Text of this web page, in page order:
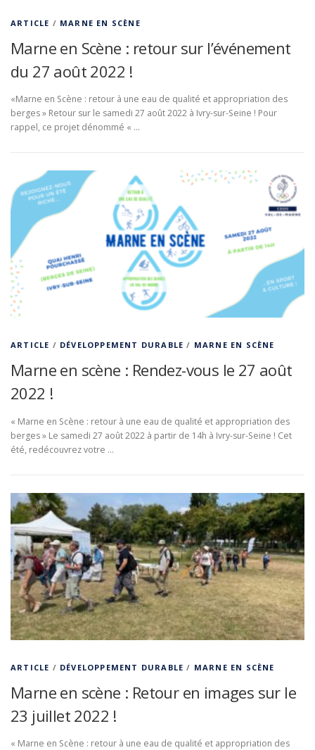
ARTICLE / MARNE EN SCÈNE
Marne en Scène : retour sur l’événement
du 27 août 2022 !
«Marne en Scène : retour à une eau de qualité et appropriation des
berges » Retour sur le samedi 27 août 2022 à Ivry-sur-Seine ! Pour
rappel, ce projet dénommé « …
ARTICLE / DÉVELOPPEMENT DURABLE / MARNE EN SCÈNE
Marne en scène : Rendez-vous le 27 août
2022 !
« Marne en Scène : retour à une eau de qualité et appropriation des
berges » Le samedi 27 août 2022 à partir de 14h à Ivry-sur-Seine ! Cet
été, redécouvrez votre …
ARTICLE / DÉVELOPPEMENT DURABLE / MARNE EN SCÈNE
Marne en scène : Retour en images sur le
23 juillet 2022 !
« Marne en Scène : retour à une eau de qualité et appropriation des